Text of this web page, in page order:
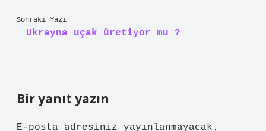
Sonraki Yazı
Ukrayna uçak üretiyor mu ?
Bir yanıt yazın
E-posta adresiniz yayınlanmayacak.